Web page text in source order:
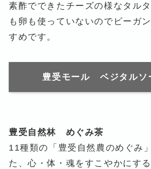
素酢でできたチーズの様なタル
も卵も使っていないのでビーガ
すめです。
豊受モール ベジタルソ
豊受自然林 めぐみ茶
11種類の「豊受自然農のめぐみ
た、心・体・魂をすこやかにす